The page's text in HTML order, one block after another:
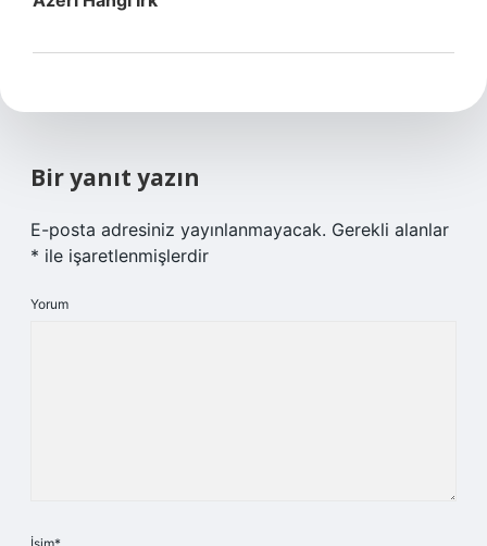
Bir yanıt yazın
E-posta adresiniz yayınlanmayacak. Gerekli alanlar
* ile işaretlenmişlerdir
Yorum